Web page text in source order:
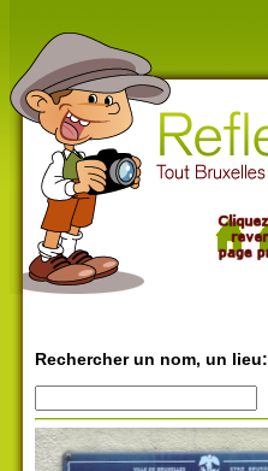
Rechercher un nom, un lieu: